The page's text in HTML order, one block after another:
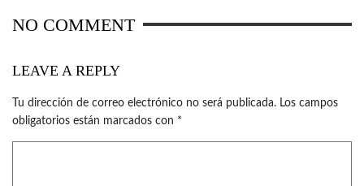
NO COMMENT
LEAVE A REPLY
Tu dirección de correo electrónico no será publicada. Los campos
obligatorios están marcados con *